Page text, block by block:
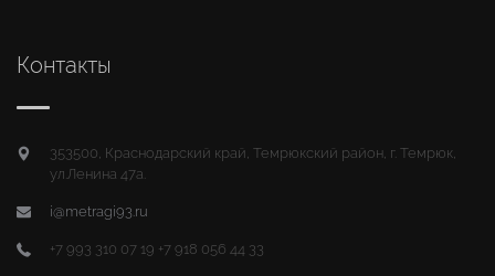
Контакты
353500, Краснодарский край, Темрюкский район, г. Темрюк,
ул.Ленина 47а.
i@metragi93.ru
+7 993 310 07 19 +7 918 056 44 33